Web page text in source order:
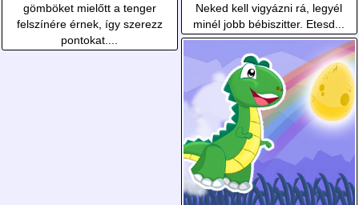
gömböket mielőtt a tenger
felszínére érnek, így szerezz
pontokat....
Neked kell vigyázni rá, legyél
minél jobb bébiszitter. Etesd...